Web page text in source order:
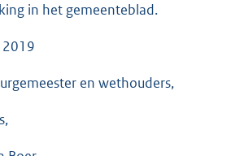
in het gemeenteblad.
2019
en wethouders,